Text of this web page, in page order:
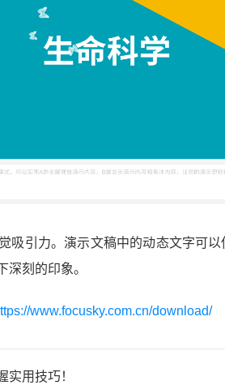
吸引力。演示文稿中的动态文字可
刻的印象。
www.focusky.com.cn/download/
实用技巧！